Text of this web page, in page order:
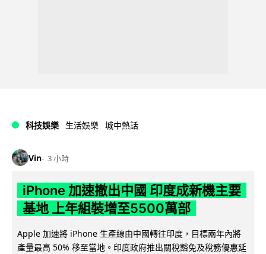
科技娛樂 生活娛樂 城中熱話
Vin 3 小時
iPhone 加速撤出中國 印度成新機主要
基地 上年組裝增至5500萬部
Apple 加速將 iPhone 生產線由中國轉往印度，目標兩年內將
產量最高 50% 移至當地。印度政府推出關稅豁免及稅務優惠延